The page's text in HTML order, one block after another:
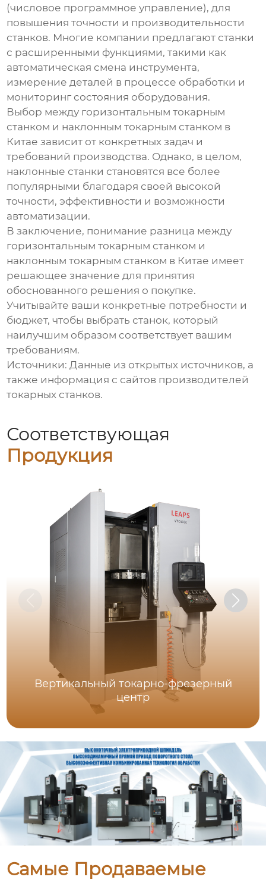
(числовое программное управление), для
повышения точности и производительности
станков. Многие компании предлагают станки
с расширенными функциями, такими как
автоматическая смена инструмента,
измерение деталей в процессе обработки и
мониторинг состояния оборудования.
Выбор между горизонтальным токарным
станком и наклонным токарным станком в
Китае зависит от конкретных задач и
требований производства. Однако, в целом,
наклонные станки становятся все более
популярными благодаря своей высокой
точности, эффективности и возможности
автоматизации.
В заключение, понимание разница между
горизонтальным токарным станком и
наклонным токарным станком в Китае имеет
решающее значение для принятия
обоснованного решения о покупке.
Учитывайте ваши конкретные потребности и
бюджет, чтобы выбрать станок, который
наилучшим образом соответствует вашим
требованиям.
Источники: Данные из открытых источников, а
также информация с сайтов производителей
токарных станков.
Соответствующая
Продукция
Вертикальный токарно-фрезерный
центр
Самые Продаваемые